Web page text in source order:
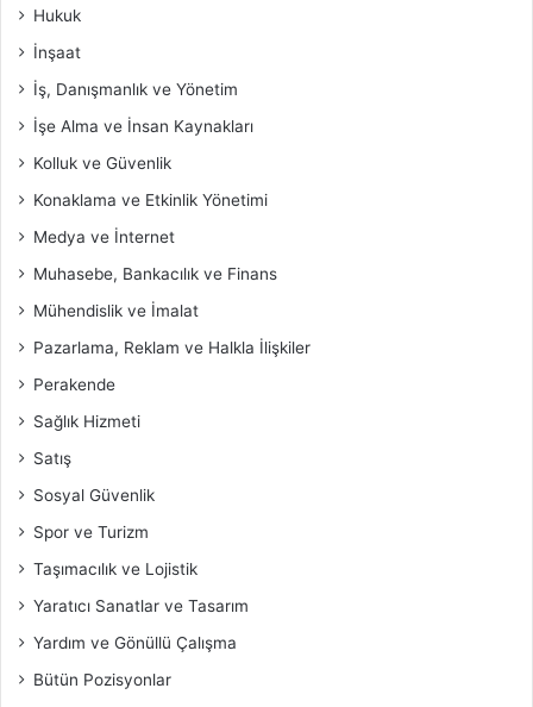
Hukuk
İnşaat
İş, Danışmanlık ve Yönetim
İşe Alma ve İnsan Kaynakları
Kolluk ve Güvenlik
Konaklama ve Etkinlik Yönetimi
Medya ve İnternet
Muhasebe, Bankacılık ve Finans
Mühendislik ve İmalat
Pazarlama, Reklam ve Halkla İlişkiler
Perakende
Sağlık Hizmeti
Satış
Sosyal Güvenlik
Spor ve Turizm
Taşımacılık ve Lojistik
Yaratıcı Sanatlar ve Tasarım
Yardım ve Gönüllü Çalışma
Bütün Pozisyonlar